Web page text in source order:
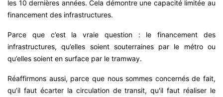
les 10 dernières années. Cela démontre une capacité limitée au
financement des infrastructures.
Parce que c’est la vraie question : le financement des
infrastructures, qu’elles soient souterraines par le métro ou
qu’elles soient en surface par le tramway.
Réaffirmons aussi, parce que nous sommes concernés de fait,
qu’il faut écarter la circulation de transit, qu'il faut réaliser le